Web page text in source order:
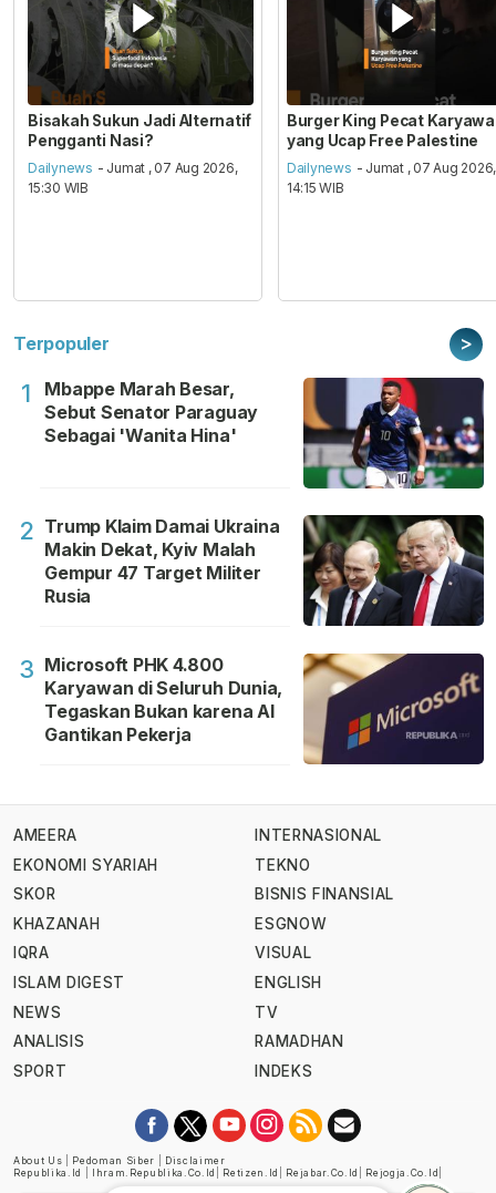
Bisakah Sukun Jadi Alternatif
Pengganti Nasi?
Dailynews - Jumat , 07 Aug 2026,
15:30 WIB
Burger King Pecat
yang Ucap Free Palestine
Dailynews - Jumat , 07 Aug 2026,
14:15 WIB
Terpopuler >
1
Mbappe Marah Besar,
Sebut Senator Paraguay
Sebagai 'Wanita Hina'
2 Trump Klaim Damai Ukraina
Makin Dekat, Kyiv Malah
Gempur 47 Target Militer
Rusia
3 Microsoft PHK 4.800
Karyawan di Seluruh Dunia,
Tegaskan Bukan karena AI
Gantikan Pekerja
AMEERA
EKONOMI SYARIAH
SKOR
KHAZANAH
IQRA
ISLAM DIGEST
NEWS
ANALISIS
SPORT
INTERNASIONAL
TEKNO
BISNIS FINANSIAL
ESGNOW
VISUAL
ENGLISH
TV
RAMADHAN
INDEKS
About Us Pedoman Siber
Disclaimer
Republika.id
Ihram.republika.co.id Retizen.id Rejabar.co.id Rejogja.co.id